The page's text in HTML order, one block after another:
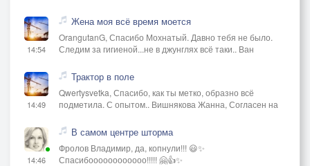
14:54
Жена моя всё время моется
OrangutanG, Спасибо Мохнатый. Давно тебя не было.
Следим за гигиеной...не в джунглях всё таки.. Ван
14:49
Трактор в поле
Qwertysvetka, Спасибо, как ты метко, образно всё
подметила. С опытом.. Вишнякова Жанна, Согласен на
14:46
В самом центре шторма
Фролов Владимир, да, копнули!!! 😃✨
Спасибоооооооооооо!!!!! 🤗👍✨